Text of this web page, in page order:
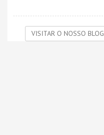
VISITAR O NOSSO BLOG